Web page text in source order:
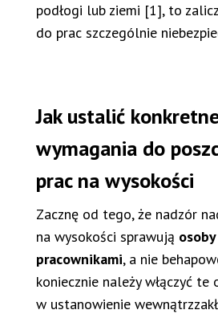
podłogi lub ziemi [1], to
do prac szczególnie
Jak ustalić
wymagania do
prac na wysokości
Zacznę od tego, że nadzór
na wysokości sprawują
pracownikami, a nie
koniecznie należy włączyć te
w ustanowienie